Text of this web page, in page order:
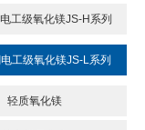
工级氧化镁JS-H系列
工级氧化镁JS-L系列
轻质氧化镁